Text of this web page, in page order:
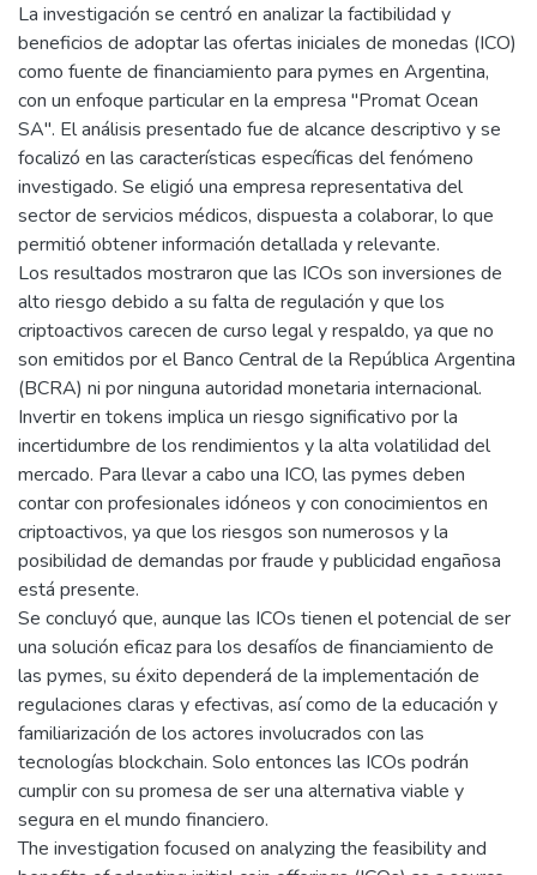
La investigación se centró en analizar la factibilidad y
beneficios de adoptar las ofertas iniciales de monedas (ICO)
como fuente de financiamiento para pymes en Argentina,
con un enfoque particular en la empresa "Promat Ocean
SA". El análisis presentado fue de alcance descriptivo y se
focalizó en las características específicas del fenómeno
investigado. Se eligió una empresa representativa del
sector de servicios médicos, dispuesta a colaborar, lo que
permitió obtener información detallada y relevante.
Los resultados mostraron que las ICOs son inversiones de
alto riesgo debido a su falta de regulación y que los
criptoactivos carecen de curso legal y respaldo, ya que no
son emitidos por el Banco Central de la República Argentina
(BCRA) ni por ninguna autoridad monetaria internacional.
Invertir en tokens implica un riesgo significativo por la
incertidumbre de los rendimientos y la alta volatilidad del
mercado. Para llevar a cabo una ICO, las pymes deben
contar con profesionales idóneos y con conocimientos en
criptoactivos, ya que los riesgos son numerosos y la
posibilidad de demandas por fraude y publicidad engañosa
está presente.
Se concluyó que, aunque las ICOs tienen el potencial de ser
una solución eficaz para los desafíos de financiamiento de
las pymes, su éxito dependerá de la implementación de
regulaciones claras y efectivas, así como de la educación y
familiarización de los actores involucrados con las
tecnologías blockchain. Solo entonces las ICOs podrán
cumplir con su promesa de ser una alternativa viable y
segura en el mundo financiero.
The investigation focused on analyzing the feasibility and